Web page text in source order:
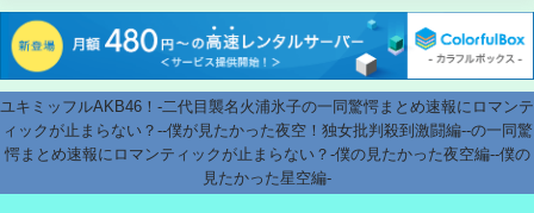
ユキミッフルAKB46！-二代目襲名火浦氷子の一同驚愕まとめ速報にロマンテ
ィックが止まらない？--僕が見たかった夜空！独女批判殺到激闘編--の一同驚
愕まとめ速報にロマンティックが止まらない？-僕の見たかった夜空編--僕の
見たかった星空編-